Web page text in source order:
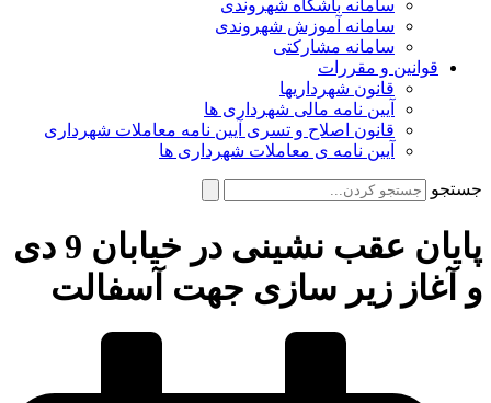
سامانه باشگاه شهروندی
سامانه آموزش شهروندی
سامانه مشارکتی
قوانین و مقررات
قانون شهرداریها
آیین نامه مالی شهرداری ها
قانون اصلاح و تسری آیین نامه معاملات شهرداری
آیین نامه ی معاملات شهرداری ها
جستجو
پایان عقب نشینی در خیابان 9 دی
و آغاز زیر سازی جهت آسفالت